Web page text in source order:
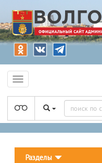
Разделы